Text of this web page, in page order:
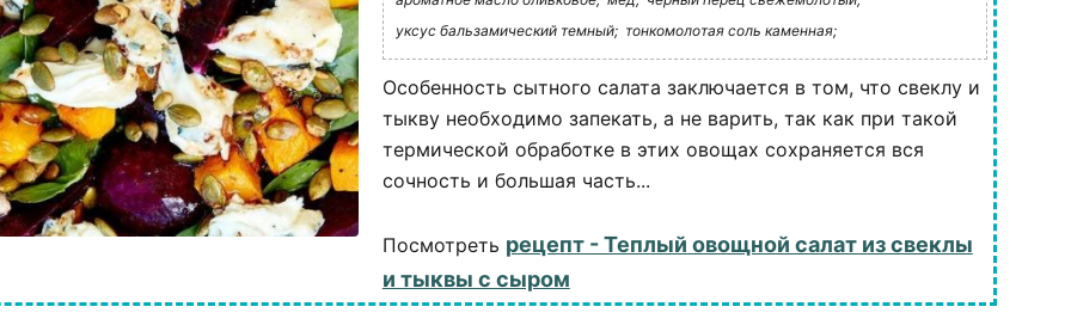
уксус бальзамический темный; тонкомолотая соль каменная;
Особенность сытного салата заключается в том, что свеклу и
тыкву необходимо запекать, а не варить, так как при такой
термической обработке в этих овощах сохраняется вся
сочность и большая часть...
Посмотреть рецепт - Теплый овощной салат из свеклы
и тыквы с сыром